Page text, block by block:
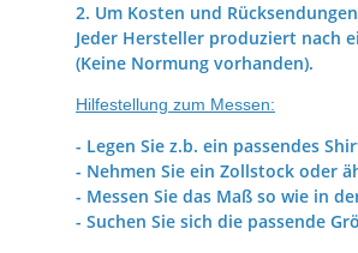
2. Um Kosten und
Jeder Hersteller produziert nach
(Keine Normung vorhanden).
Hilfestellung zum Messen:
- Legen Sie z.b. ein passendes
- Nehmen Sie ein Zollstock oder
- Messen Sie das Maß so wie in
- Suchen Sie sich die passende